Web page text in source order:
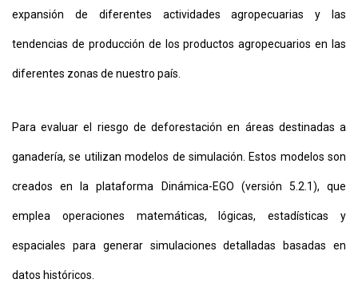
expansión de diferentes actividades agropecuarias y las
tendencias de producción de los productos agropecuarios en las
diferentes zonas de nuestro país.
Para evaluar el riesgo de deforestación en áreas destinadas a
ganadería, se utilizan modelos de simulación. Estos modelos son
creados en la plataforma Dinámica-EGO (versión 5.2.1), que
emplea operaciones matemáticas, lógicas, estadísticas y
espaciales para generar simulaciones detalladas basadas en
datos históricos.